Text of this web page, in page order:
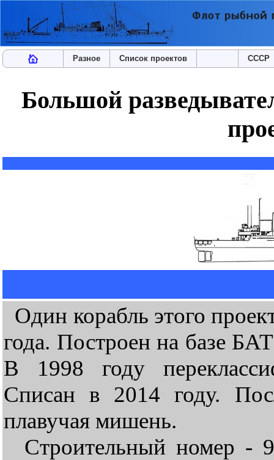
Разное Список проектов СССР
Большой
Один корабль этого
года. Построен на базе
В 1998 году
Списан в 2014 году.
плавучая мишень.
Строительный номер -